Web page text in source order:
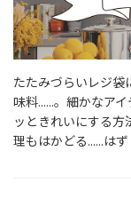
たたみづらいレジ袋
味料……。細かなア
ッときれいにする方
理もはかどる……はず